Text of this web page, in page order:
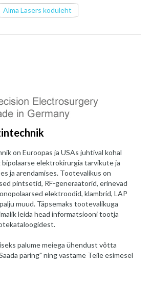
Alma Lasers koduleht
on Euroopas ja USAs juhtival kohal
bipolaarse elektrokirurgia tarvikute ja
ja arendamises. Tootevalikus on
pintsetid, RF-generaatorid, erinevad
elektroodid, klambrid, LAP
muud. Täpsemaks tootevalikuga
leida head informatsiooni tootja
palume meiega ühendust võtta
päring" ning vastame Teile esimesel